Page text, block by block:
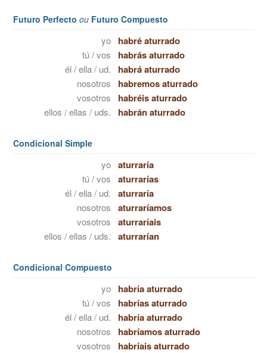
Futuro Perfecto ou Futuro Compuesto
yo habré aturrado
tú / vos habrás aturrado
él / ella / ud. habrá aturrado
nosotros habremos aturrado
vosotros habréis aturrado
ellos / ellas / uds. habrán aturrado
Condicional Simple
yo aturraría
tú / vos aturrarías
él / ella / ud. aturraría
nosotros aturraríamos
vosotros aturraríais
ellos / ellas / uds. aturrarían
Condicional Compuesto
yo habría aturrado
tú / vos habrías aturrado
él / ella / ud. habría aturrado
nosotros habríamos aturrado
vosotros habríais aturrado